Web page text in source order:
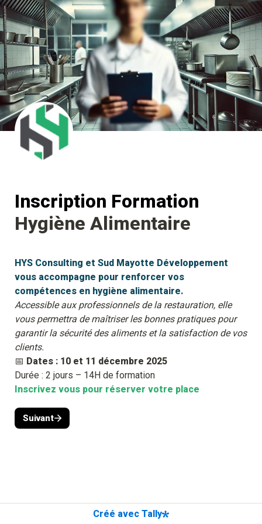
Hygiène Alimentaire
HYS Consulting et Sud Mayotte Développement
vous accompagne pour renforcer vos
Accessible aux professionnels de la restauration, elle
vous permettra de maîtriser les bonnes pratiques pour
garantir la sécurité des aliments et la satisfaction de vos
clients.
📅 Dates : 10 et 11 décembre 2025
Inscrivez vous pour réserver votre place
Suivant
Créé avec Tally